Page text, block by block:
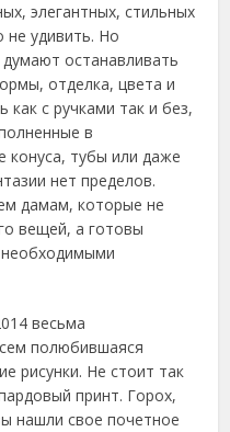
элегантных, стильных
не удивить. Но
останавливать
отделка, цвета и
с ручками так и без,
в
конуса, тубы или даже
нет пределов.
дамам, которые не
вещей, а готовы
весьма
полюбившаяся
рисунки. Не стоит так
принт. Горох,
нашли свое почетное